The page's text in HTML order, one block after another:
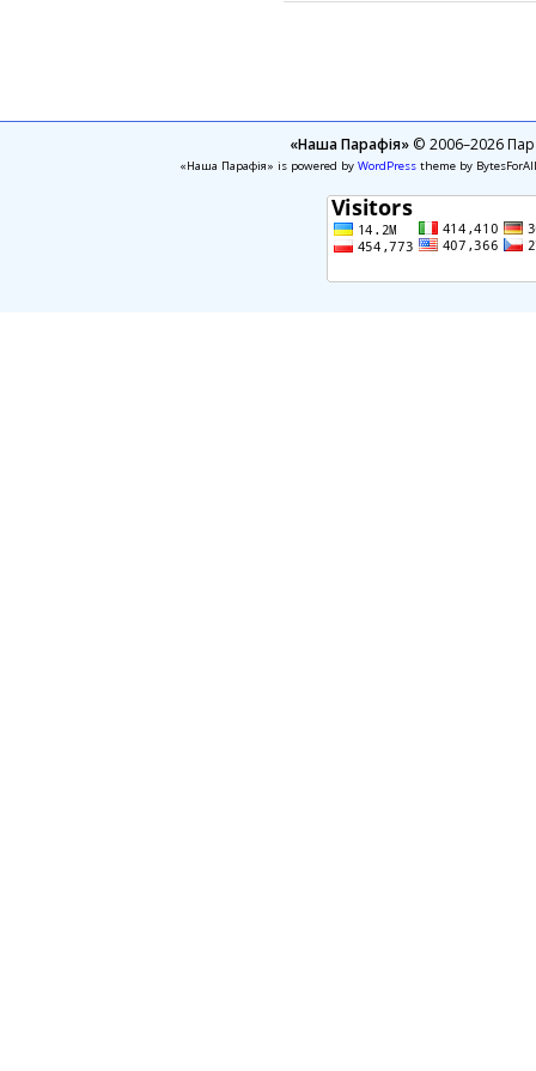
«Наша Парафія»© 2006–2026
«Наша Парафія» is powered by WordPresstheme by